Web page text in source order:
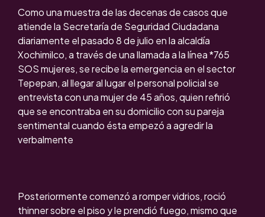
Como una muestra de las decenas de casos que
atiende la Secretaría de Seguridad Ciudadana
diariamente el pasado 8 de julio en la alcaldía
Xochimilco, a través de una llamada a la línea *765
SOS mujeres, se recibe la emergencia en el sector
Tepepan, al llegar al lugar el personal policial se
entrevista con una mujer de 45 años, quien refirió
que se encontraba en su domicilio con su pareja
sentimental cuando ésta empezó a agredir la
verbalmente
Posteriormente comenzó a romper vidrios, roció
thinner sobre el piso y le prendió fuego, mismo que